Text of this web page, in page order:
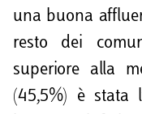
una buona
resto dei
superiore alla
(45,5%) è stata